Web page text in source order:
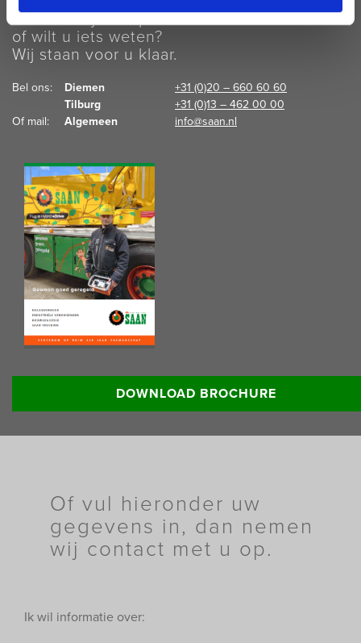
Kunnen wij u helpen
of wilt u iets weten?
Wij staan voor u klaar.
Bel ons: Diemen
+31 (0)20 – 660 60 60
Tilburg
+31 (0)13 – 462 00 00
Of mail:
Algemeen info@saan.nl
Lees meer informatie:DOWNLOAD BROCHURE
Of vul hieronder uw
gegevens in, dan nemen
wij contact met u op.
Ik wil informatie over: